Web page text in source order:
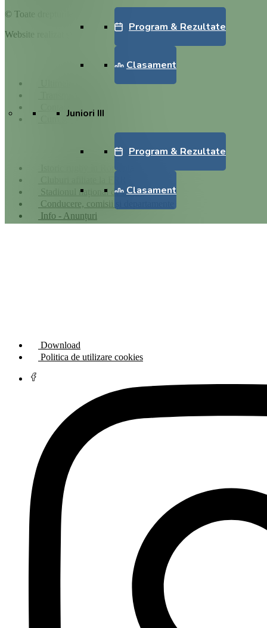
Program & Rezultate
Clasament
Juniori III
Program & Rezultate
Clasament
© Toate drepturile sunt rezervate.
Website realizat și întreținut deSINGA
Cum se joacă Rugby
Istoric rugby în România
Stadionul național de rugby
Conducere, comisii și departamente
Info - Anunțuri
Download
Politica de utilizare cookies